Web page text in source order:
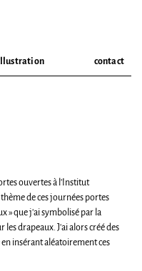
contact
ouvertes à l’Institut
de ces journées portes
» que j’ai symbolisé par la
drapeaux. J’ai alors créé des
insérant aléatoirement ces